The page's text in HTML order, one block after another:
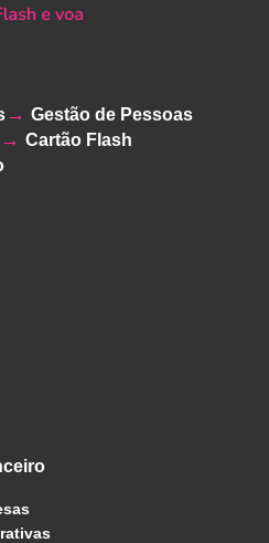
Gestão de Pessoas
Cartão Flash